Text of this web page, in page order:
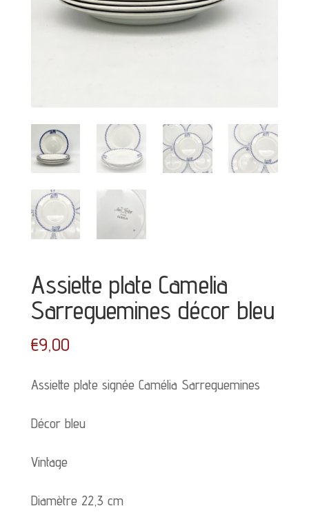
Assiette plate Camelia
Sarreguemines décor bleu
€9,00
Assiette plate signée Camélia Sarreguemines
Décor bleu
Vintage
Diamètre 22,3 cm